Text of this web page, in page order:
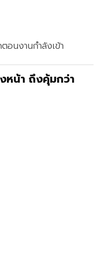
อนงานกำลังเข้า
หน้า ถึงคุ้มกว่า